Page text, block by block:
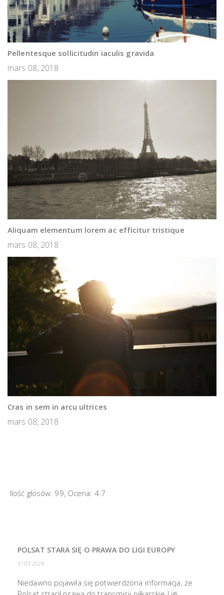
Pellentesque sollicitudin iaculis gravida
mars 08, 2018
Aliquam elementum lorem ac efficitur tristique
mars 08, 2018
Cras in sem in arcu ultrices
mars 08, 2018
Ilość głosów: 99, Ocena: 4.7
POLSAT STARA SIĘ O PRAWA DO LIGI EUROPY
31.03.2024
Niedawno pojawiła się potwierdzona informacja, że